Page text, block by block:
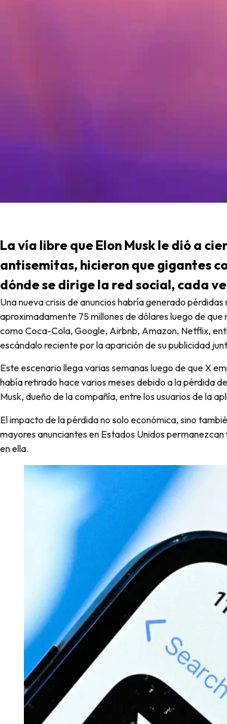
La vía libre que Elon Musk le dió a
antisemitas, hicieron que gigantes
dónde se dirige la red social, cada
Una nueva crisis de anuncios habría generado pérdidas millonarias en X (red social antes conocida como Twitter) de
aproximadamente 75 millones de dólares luego de
como Coca-Cola, Google, Airbnb, Amazon, Netflix,
escándalo reciente por la aparición de su publicidad
Este escenario llega varias semanas luego de que X
había retirado hace varios meses debido a la pérdida
Musk, dueño de la compañía, entre los usuarios de la
El impacto de la pérdida no solo económica, sino
mayores anunciantes en Estados Unidos
en ella.